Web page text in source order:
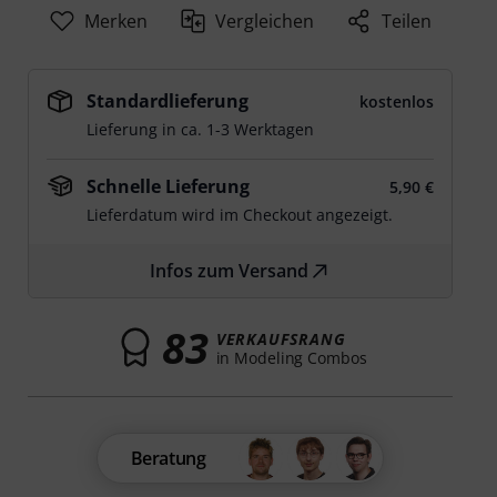
Merken Vergleichen Teilen
Standardlieferung
kostenlos
Lieferung in ca. 1-3 Werktagen
Schnelle Lieferung
5,90 €
Lieferdatum wird im Checkout angezeigt.
Infos zum Versand
83 VERKAUFSRANG
in Modeling Combos
Beratung